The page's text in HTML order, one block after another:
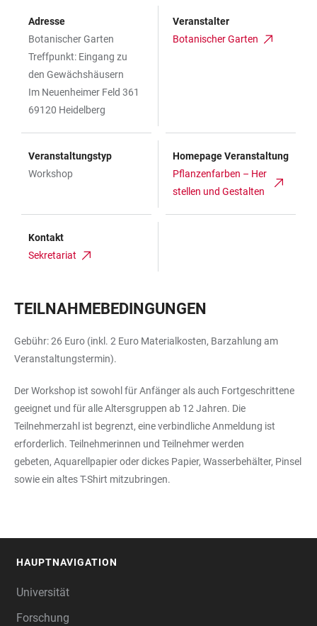
Adresse
Botanischer Garten
Treffpunkt: Eingang zu
den Gewächshäusern
Im Neuenheimer Feld 361
69120 Heidelberg
Veranstalter
Botanischer Garten
Veranstaltungstyp
Workshop
Homepage Veranstaltung
Pflanzenfarben – Her
stellen und Gestalten
Kontakt
Sekretariat
TEILNAHMEBEDINGUNGEN
Gebühr: 26 Euro (inkl. 2 Euro Materialkosten, Barzahlung am
Veranstaltungstermin).
Der Workshop ist sowohl für Anfänger als auch Fortgeschrittene
geeignet und für alle Altersgruppen ab 12 Jahren. Die
Teilnehmerzahl ist begrenzt, eine verbindliche Anmeldung ist
erforderlich. Teilnehmerinnen und Teilnehmer werden
gebeten, Aquarellpapier oder dickes Papier, Wasserbehälter, Pinsel
sowie ein altes T-Shirt mitzubringen.
HAUPTNAVIGATION
Universität
Forschung